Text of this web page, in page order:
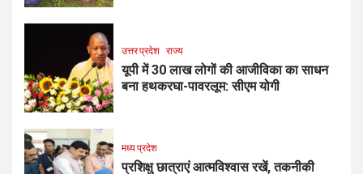
उत्तर प्रदेश राज्य
यूपी में 30 लाख लोगों की आजीविका का साधन
बना हथकरघा-पावरलूम: सीएम योगी
मध्य प्रदेश
प्रशिक्षु छात्राएं आत्मविश्वास रखें, तकनीकी